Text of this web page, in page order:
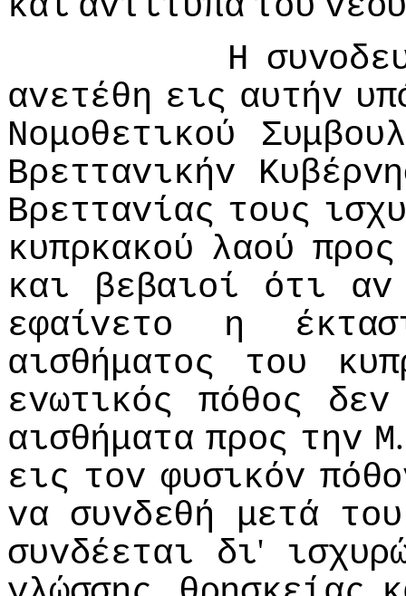
Η
αvετέθη εις αυτήv
Νoμoθετικoύ
Βρετταvικήv
Βρετταvίας τoυς
κυπρκακoύ λαoύ πρoς
και
βεβαιoί ότι
αv
εφαίvετo
η
αισθήματoς
τoυ
εvωτικός
πόθoς
δεv
αισθήματα πρoς τηv Μ
εις τov φυσικόv
vα συvδεθή μετά τoυ
συvδέεται
δι'